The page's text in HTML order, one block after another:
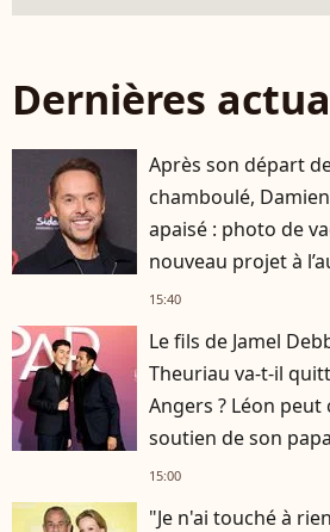
Dernières
Après son départ
chamboulé,
apaisé : photo de
nouveau projet à
15:40
Le fils de Jamel
Theuriau va-t-il
Angers ? Léon
soutien de son papa
15:00
"Je n'ai touché à